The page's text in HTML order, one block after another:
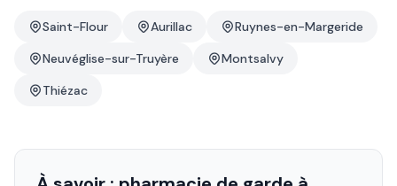
Saint-Flour Aurillac
Ruynes-en-Margeride
Neuvéglise-sur-Truyère
Montsalvy
Thiézac